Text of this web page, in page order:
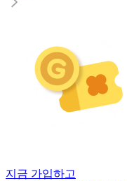
지금 가입하고